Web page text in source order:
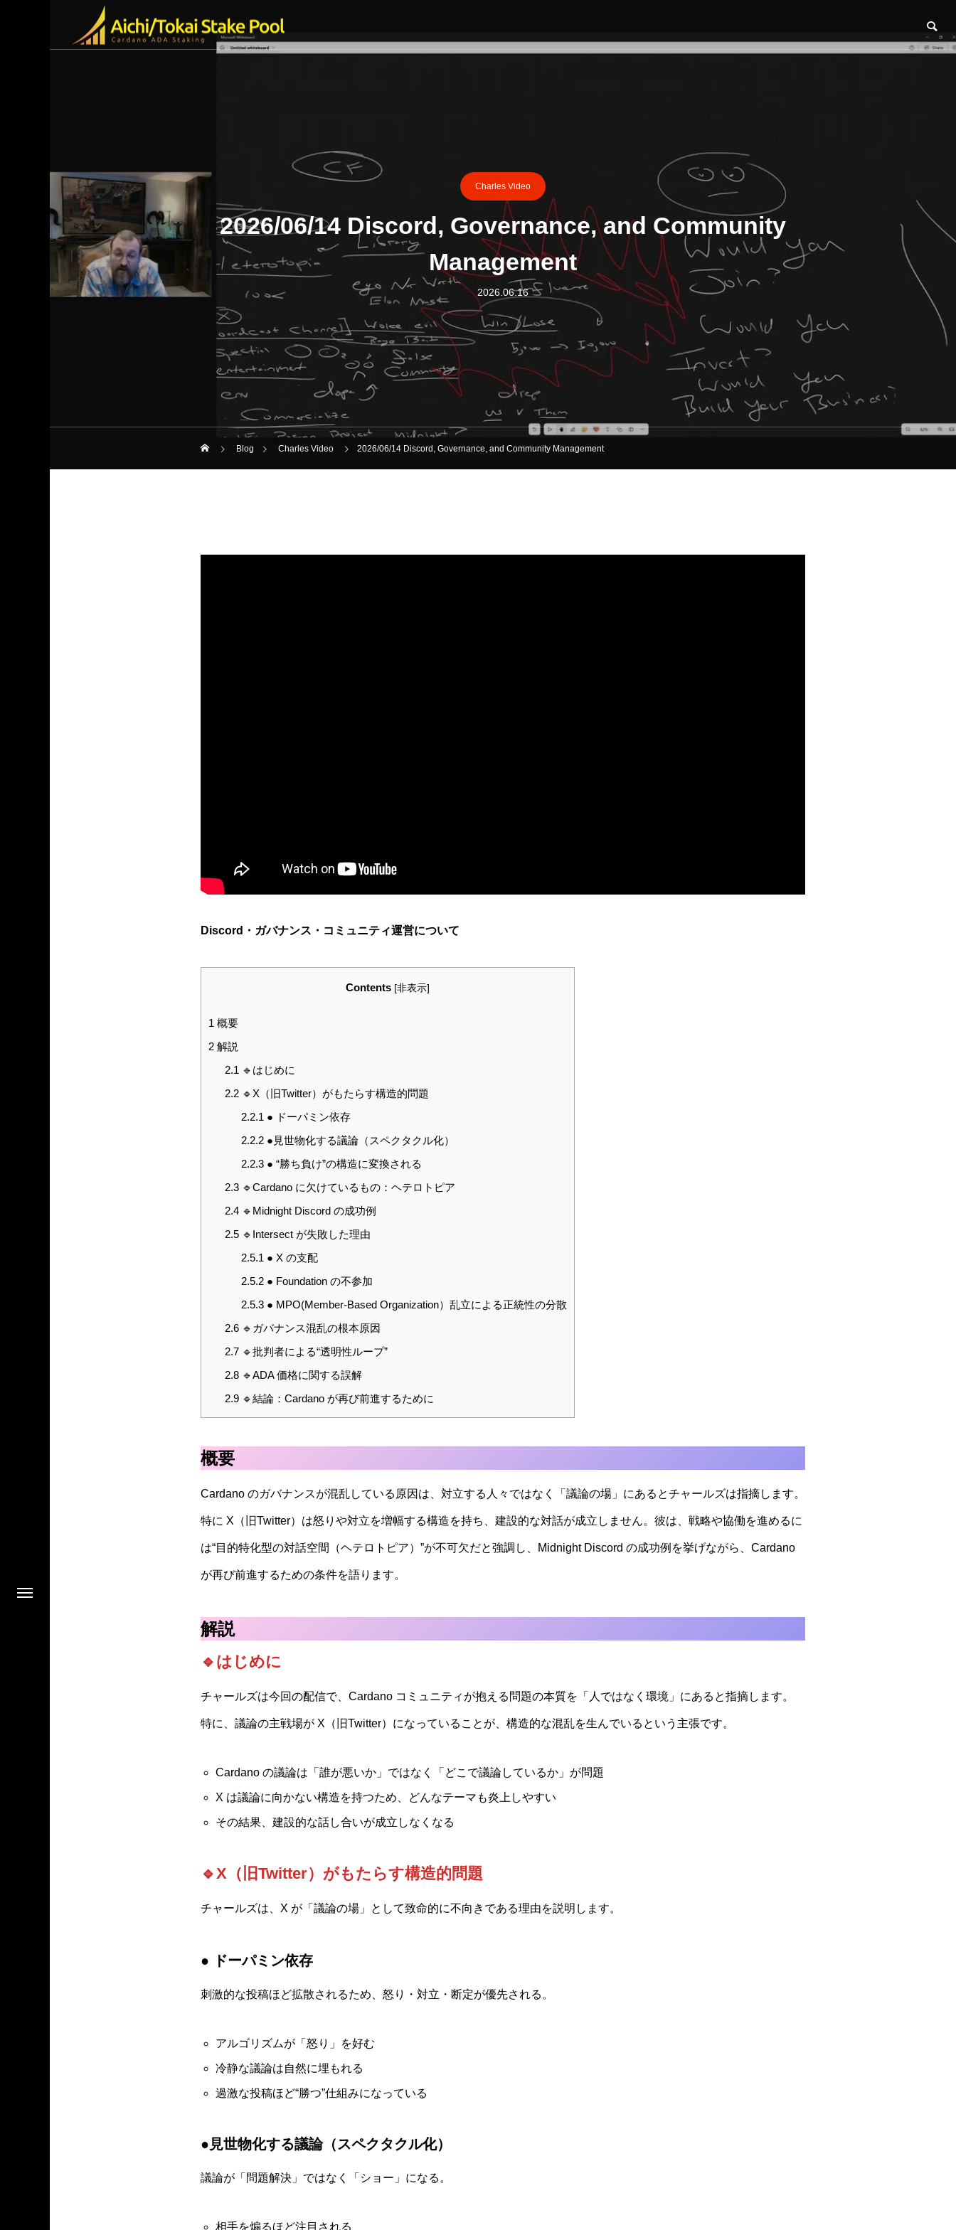
Charles Video
2026/06/14 Discord, Governance, and Community
Management
2026.06.16
Blog Charles Video 2026/06/14 Discord, Governance, and Community Management
Discord・ガバナンス・コミュニティ運営について
Contents [非表示]
1 概要
2 解説
2.1 🔹はじめに
2.2🔹X（旧Twitter）がもたらす構造的問題
2.2.1 ● ドーパミン依存
2.2.2●見世物化する議論（スペクタクル化）
2.2.3● “勝ち負け”の構造に変換される
2.3🔹Cardano に欠けているもの：ヘテロトピア
2.4🔹Midnight Discord の成功例
2.5🔹Intersect が失敗した理由
2.5.1 ● X の支配
2.5.2● Foundation の不参加
2.5.3● MPO(Member-Based Organization）乱立による正統性の分散
2.6🔹ガバナンス混乱の根本原因
2.7🔹批判者による“透明性ループ”
2.8🔹ADA 価格に関する誤解
2.9🔹結論：Cardano が再び前進するために
概要
Cardano のガバナンスが混乱している原因は、対立する人々ではなく「議論の場」にあるとチャールズは指摘します。
特に X（旧Twitter）は怒りや対立を増幅する構造を持ち、建設的な対話が成立しません。彼は、戦略や協働を進めるに
は“目的特化型の対話空間（ヘテロトピア）”が不可欠だと強調し、Midnight Discord の成功例を挙げながら、Cardano
が再び前進するための条件を語ります。
解説
🔹はじめに
チャールズは今回の配信で、Cardano コミュニティが抱える問題の本質を「人ではなく環境」にあると指摘します。
特に、議論の主戦場が X（旧Twitter）になっていることが、構造的な混乱を生んでいるという主張です。
Cardano の議論は「誰が悪いか」ではなく「どこで議論しているか」が問題
X は議論に向かない構造を持つため、どんなテーマも炎上しやすい
その結果、建設的な話し合いが成立しなくなる
🔹X（旧Twitter）がもたらす構造的問題
チャールズは、X が「議論の場」として致命的に不向きである理由を説明します。
● ドーパミン依存
刺激的な投稿ほど拡散されるため、怒り・対立・断定が優先される。
アルゴリズムが「怒り」を好む
冷静な議論は自然に埋もれる
過激な投稿ほど“勝つ”仕組みになっている
●見世物化する議論（スペクタクル化）
議論が「問題解決」ではなく「ショー」になる。
相手を煽るほど注目される